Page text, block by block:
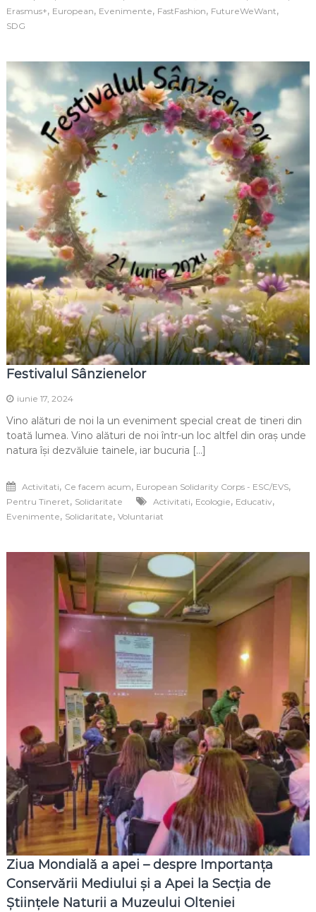
Erasmus+, European, Evenimente, FastFashion, FutureWeWant,
SDG
Festivalul Sânzienelor
iunie 17, 2024
Vino alături de noi la un eveniment special creat de tineri din
toată lumea. Vino alături de noi într-un loc altfel din oraș unde
natura își dezvăluie tainele, iar bucuria […]
Activitati, Ce facem acum, European Solidarity Corps - ESC/EVS,
Pentru Tineret, Solidaritate Activitati, Ecologie, Educativ,
Evenimente, Solidaritate, Voluntariat
Ziua Mondială a apei – despre Importanța
Conservării Mediului și a Apei la Secția de
Științele Naturii a Muzeului Olteniei